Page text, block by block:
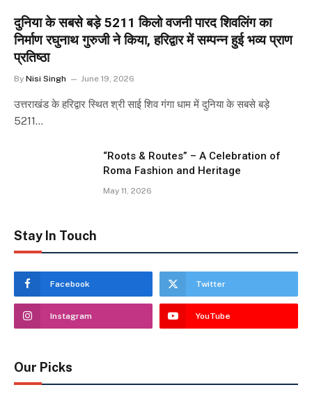
दुनिया के सबसे बड़े 5211 किलो वजनी पारद शिवलिंग का
निर्माण रघुनाथ गुरुजी ने किया, हरिद्वार में सम्पन्न हुई भव्य प्राण
प्रतिष्ठा
By Nisi Singh June 19, 2026
उत्तराखंड के हरिद्वार स्थित श्री साई शिव गंगा धाम में दुनिया के सबसे बड़े
5211…
“Roots & Routes” – A Celebration of
Roma Fashion and Heritage
May 11, 2026
Stay In Touch
Facebook Twitter
Instagram YouTube
Our Picks